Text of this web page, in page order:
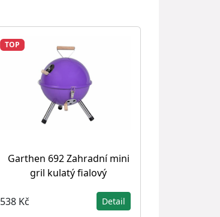
TOP
Garthen 692 Zahradní mini
gril kulatý fialový
538 Kč Detail